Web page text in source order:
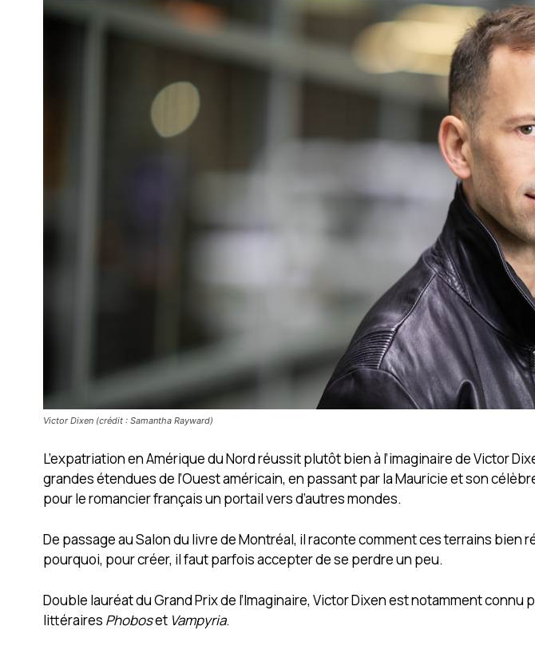
Victor Dixen (crédit : Samantha Rayward)
L’expatriation en Amérique du Nord réussit plutôt bien à l’imaginaire de Victor
grandes étendues de l’Ouest américain, en passant par la Mauricie et son
pour le romancier français un portail vers d’autres mondes.
De passage au Salon du livre de Montréal, il raconte comment ces terrains
pourquoi, pour créer, il faut parfois accepter de se perdre un peu.
Double lauréat du Grand Prix de l’Imaginaire, Victor Dixen est notamment connu
littéraires Phoboset Vampyria.